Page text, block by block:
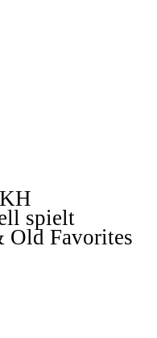
spielt
Old Favorites